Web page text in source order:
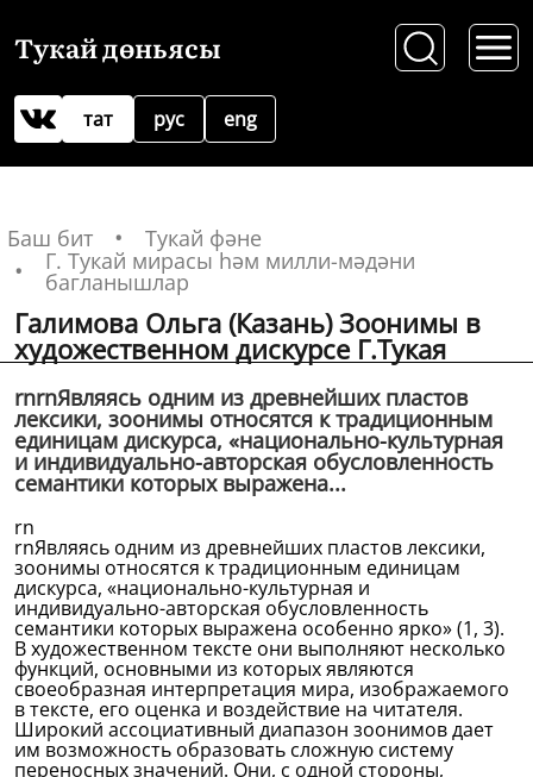
Тукай дөньясы
рус
тат eng
Баш бит Тукай фәне
Г. Тукай мирасы һәм милли-мәдәни
багланышлар
Галимова Ольга (Казань) Зоонимы в
художественном дискурсе Г.Тукая
rnrnЯвляясь одним из древнейших пластов
лексики, зоонимы относятся к традиционным
единицам дискурса, «национально-культурная
и индивидуально-авторская обусловленность
семантики которых выражена...
rn
rnЯвляясь одним из древнейших пластов лексики,
зоонимы относятся к традиционным единицам
дискурса, «национально-культурная и
индивидуально-авторская обусловленность
семантики которых выражена особенно ярко» (1, 3).
В художественном тексте они выполняют несколько
функций, основными из которых являются
своеобразная интерпретация мира, изображаемого
в тексте, его оценка и воздействие на читателя.
Широкий ассоциативный диапазон зоонимов дает
им возможность образовать сложную систему
переносных значений. Они, с одной стороны,